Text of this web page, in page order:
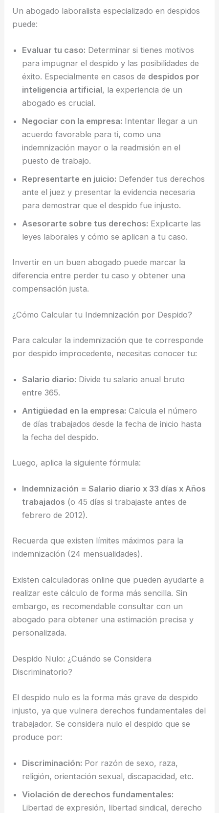
Un abogado laboralista especializado en despidos
puede:
Evaluar tu caso: Determinar si tienes motivos
para impugnar el despido y las posibilidades de
éxito. Especialmente en casos de despidos por
inteligencia artificial, la experiencia de un
abogado es crucial.
Negociar con la empresa: Intentar llegar a un
acuerdo favorable para ti, como una
indemnización mayor o la readmisión en el
puesto de trabajo.
Representarte en juicio: Defender tus derechos
ante el juez y presentar la evidencia necesaria
para demostrar que el despido fue injusto.
Asesorarte sobre tus derechos: Explicarte las
leyes laborales y cómo se aplican a tu caso.
Invertir en un buen abogado puede marcar la
diferencia entre perder tu caso y obtener una
compensación justa.
¿Cómo Calcular tu Indemnización por Despido?
Para calcular la indemnización que te corresponde
por despido improcedente, necesitas conocer tu:
Salario diario: Divide tu salario anual bruto
entre 365.
Antigüedad en la empresa: Calcula el número
de días trabajados desde la fecha de inicio hasta
la fecha del despido.
Luego, aplica la siguiente fórmula:
Indemnización = Salario diario x 33 días x Años
trabajados (o 45 días si trabajaste antes de
febrero de 2012).
Recuerda que existen límites máximos para la
indemnización (24 mensualidades).
Existen calculadoras online que pueden ayudarte a
realizar este cálculo de forma más sencilla. Sin
embargo, es recomendable consultar con un
abogado para obtener una estimación precisa y
personalizada.
Despido Nulo: ¿Cuándo se Considera
Discriminatorio?
El despido nulo es la forma más grave de despido
injusto, ya que vulnera derechos fundamentales del
trabajador. Se considera nulo el despido que se
produce por:
Discriminación: Por razón de sexo, raza,
religión, orientación sexual, discapacidad, etc.
Violación de derechos fundamentales:
Libertad de expresión, libertad sindical, derecho